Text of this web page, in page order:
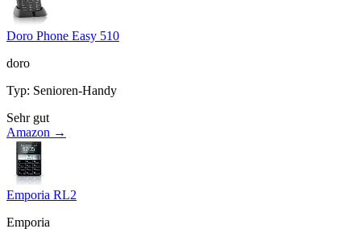
Doro Phone Easy 510
doro
Typ: Senioren-Handy
Sehr gut
Amazon →
Emporia RL2
Emporia